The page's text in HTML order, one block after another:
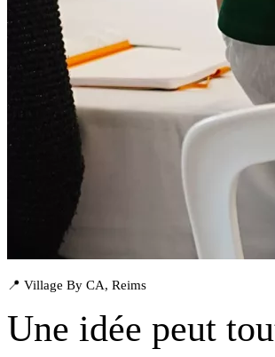
📍 Village By CA, Reims
Une idée peut